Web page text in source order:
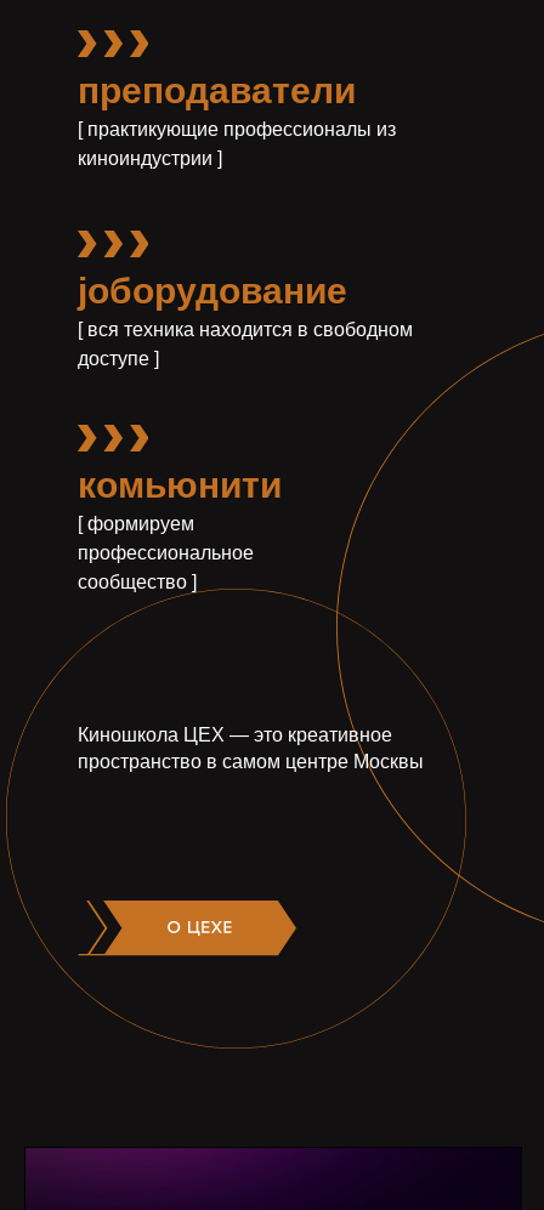
[ практикующие профессионалы из
киноиндустрии ]
[ вся техника находится в свободном
доступе ]
[ формируем
профессиональное
сообщество ]
Киношкола ЦЕХ — это креативное
пространство в самом центре Москвы
преподаватели
jоборудование
комьюнити